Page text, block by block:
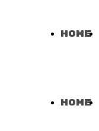
Home
Home